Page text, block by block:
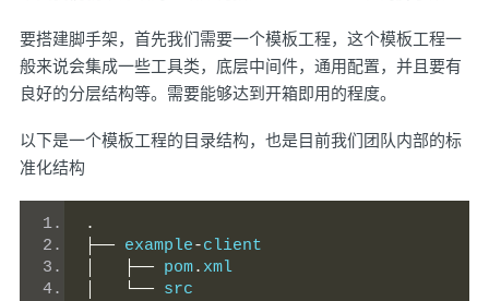
要搭建脚手架，首先我们需要一个模板工程，这个模板工程一
般来说会集成一些工具类，底层中间件，通用配置，并且要有
良好的分层结构等。需要能够达到开箱即用的程度。
以下是一个模板工程的目录结构，也是目前我们团队内部的标
准化结构
.
├── example-client
├── pom. xml
└── src